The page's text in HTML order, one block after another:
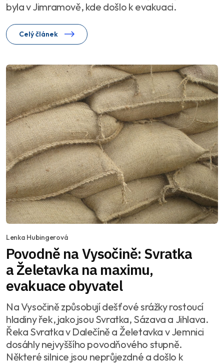
byla v Jimramově, kde došlo k evakuaci.
Celý článek
Lenka Hubingerová
Povodně na Vysočině: Svratka
a Želetavka na maximu,
evakuace obyvatel
Na Vysočině způsobují dešťové srážky rostoucí
hladiny řek, jako jsou Svratka, Sázava a Jihlava.
Řeka Svratka v Dalečíně a Želetavka v Jemnici
dosáhly nejvyššího povodňového stupně.
Některé silnice jsou neprůjezdné a došlo k